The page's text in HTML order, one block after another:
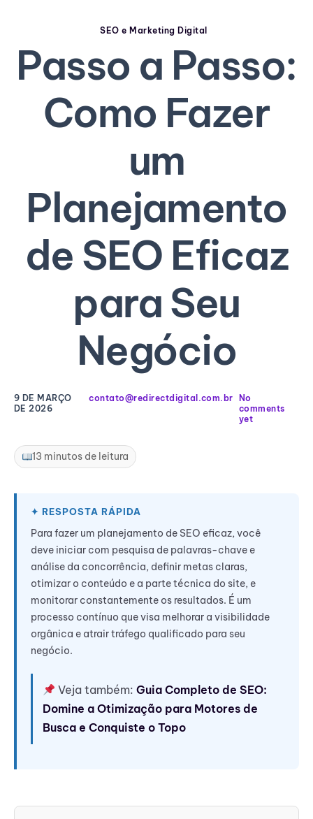
SEO e Marketing Digital
Passo a Passo:
Como Fazer
um
Planejamento
de SEO Eficaz
para Seu
Negócio
9 DE MARÇO
DE 2026
contato@redirectdigital.com.br
No
comments
yet
13 minutos de leitura
Para fazer um planejamento de SEO eficaz, você
deve iniciar com pesquisa de palavras-chave e
análise da concorrência, definir metas claras,
otimizar o conteúdo e a parte técnica do site, e
monitorar constantemente os resultados. É um
processo contínuo que visa melhorar a visibilidade
orgânica e atrair tráfego qualificado para seu
negócio.
Veja também:Guia Completo de SEO:
Domine a Otimização para Motores de
Busca e Conquiste o Topo